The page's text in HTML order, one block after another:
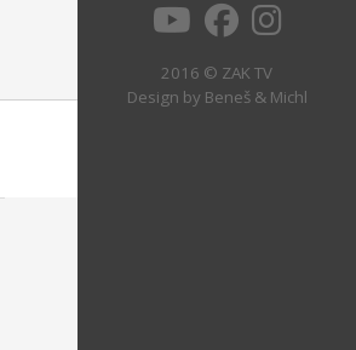
2016 © ZAK TV
Design by Beneš & Michl